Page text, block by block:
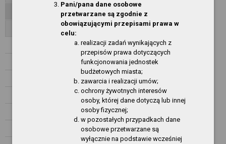
Zamówienia publiczne
Zarządzenia Dyrektora
Pani/pana dane osobowe
przetwarzane są zgodnie z
obowiązującymi przepisami prawa w
celu:
realizacji zadań wynikających z
przepisów prawa dotyczących
funkcjonowania jednostek
budżetowych miasta;
zawarcia i realizacji umów;
ochrony żywotnych interesów
osoby, której dane dotyczą lub innej
osoby fizycznej;
w pozostałych przypadkach dane
osobowe przetwarzane są
wyłącznie na podstawie wcześniej